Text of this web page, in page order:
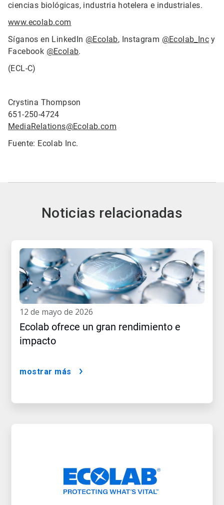
ciencias biológicas, industria hotelera e industriales.
www.ecolab.com
Síganos en LinkedIn @Ecolab, Instagram @Ecolab_Inc y
Facebook @Ecolab.
(ECL-C)
Crystina Thompson
651-250-4724
MediaRelations@Ecolab.com
Fuente: Ecolab Inc.
Noticias relacionadas
12 de mayo de 2026
Ecolab ofrece un gran rendimiento e
impacto
mostrar más